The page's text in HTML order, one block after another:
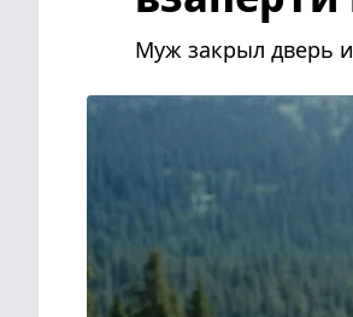
Муж закрыл дверь